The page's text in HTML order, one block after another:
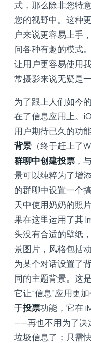
式，那么除非您特
您的视野中。这种
户来说更容易上手
问各种有趣的模式
让用户更容易使用
常摄影来说无疑是一
为了跟上人们如今
在了信息应用上。
用户期待已久的功
背景 （终于赶上了
群聊中创建投票 ，
景可以纯粹为了增
的群聊中设置一个
天中使用奶奶的照
果在这里运用了其
头没有合适的壁纸
景图片，风格包括
为某个对话设置了
同的主题背景。这
它让“信息”应用更
于投票功能，它在
——再也不用为了决
垃圾信息了；只需